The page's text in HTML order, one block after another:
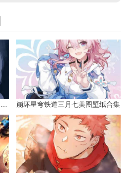
崩坏星穹铁道三月七美图壁纸合集